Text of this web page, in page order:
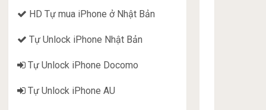
HD Tự mua iPhone ở Nhật Bản
Tự Unlock iPhone Nhật Bản
Tự Unlock iPhone Docomo
Tự Unlock iPhone AU